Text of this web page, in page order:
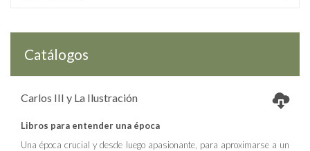
Catálogos
Carlos III y La Ilustración
Libros para entender una época
Una época crucial y desde luego apasionante, para aproximarse a un